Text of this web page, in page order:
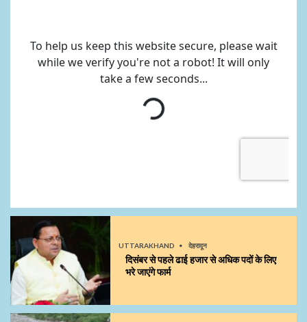
UTTARAKHAND देहरादून
दिसंबर से पहले ढाई हजार से अधिक पदों के लिए
भरे जाएंगे फार्म